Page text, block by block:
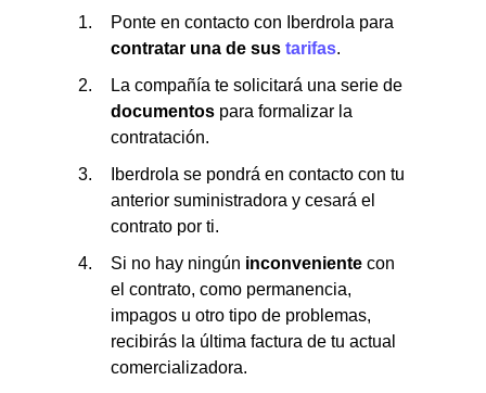
Ponte en contacto con Iberdrola para
contratar una de sus tarifas.
La compañía te solicitará una serie de
documentos para formalizar la
contratación.
Iberdrola se pondrá en contacto con tu
anterior suministradora y cesará el
contrato por ti.
Si no hay ningún inconveniente con
el contrato, como permanencia,
impagos u otro tipo de problemas,
recibirás la última factura de tu actual
comercializadora.